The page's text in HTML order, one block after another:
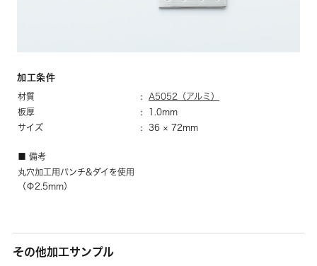
加工条件
材質
A5052（アルミ）
板厚
1.0mm
サイズ
36 × 72mm
■ 備考
丸穴加工用パンチ&ダイを使用
（Φ2.5mm）
その他加工サンプル